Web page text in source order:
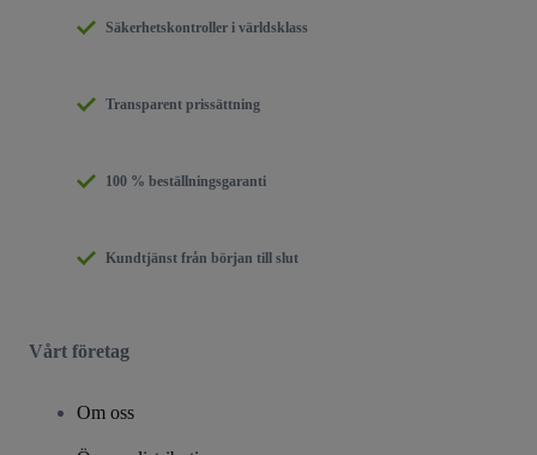
Säkerhetskontroller i världsklass
Transparent prissättning
100 % beställningsgaranti
Kundtjänst från början till slut
Vårt företag
Om oss